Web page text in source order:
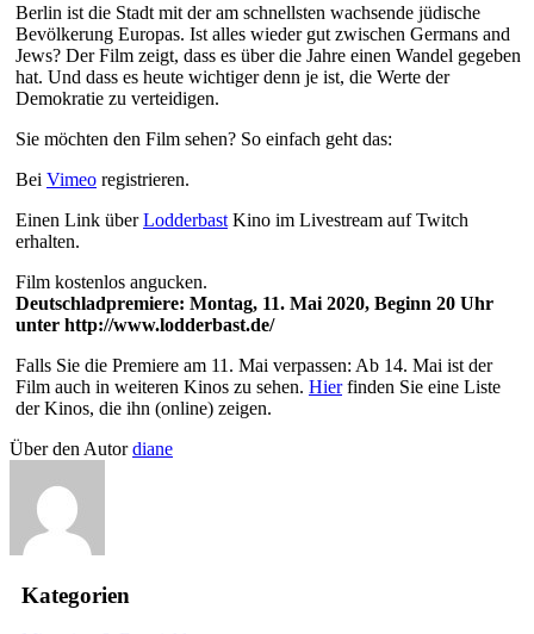
Berlin ist die Stadt mit der am schnellsten wachsende jüdische
Bevölkerung Europas. Ist alles wieder gut zwischen Germans and
Jews? Der Film zeigt, dass es über die Jahre einen Wandel gegeben
hat. Und dass es heute wichtiger denn je ist, die Werte der
Demokratie zu verteidigen.
Sie möchten den Film sehen? So einfach geht das:
Bei Vimeo registrieren.
Einen Link überLodderbast Kino im Livestream auf Twitch
erhalten.
Film kostenlos angucken.
Deutschladpremiere: Montag, 11. Mai 2020, Beginn 20 Uhr
unter http://www.lodderbast.de/
Falls Sie die Premiere am 11. Mai verpassen: Ab 14. Mai ist der
Film auch in weiteren Kinos zu sehen. Hierfinden Sie eine Liste
der Kinos, die ihn (online) zeigen.
Über den Autordiane
Kategorien